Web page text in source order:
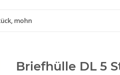
mohn
Briefhülle DL 5